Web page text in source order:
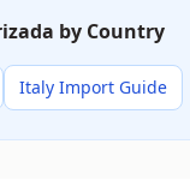
by Country
Italy Import Guide